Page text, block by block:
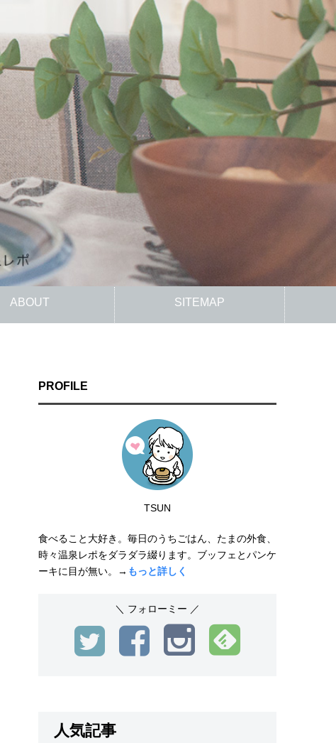
ABOUT SITEMAP
PROFILE
TSUN
食べること大好き。毎日のうちごはん、たまの外食、
時々温泉レポをダラダラ綴ります。ブッフェとパンケ
ーキに目が無い。→ もっと詳しく
＼ フォローミー ／
人気記事